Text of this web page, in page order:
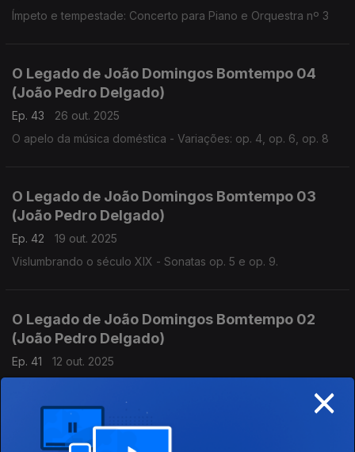
Ímpeto e tempestade: Concerto para Piano e Orquestra nº 3
O Legado de João Domingos Bomtempo 04
(João Pedro Delgado)
Ep. 43
26 out. 2025
O apelo da música doméstica - Variações: op. 4, op. 6, op. 8
O Legado de João Domingos Bomtempo 03
(João Pedro Delgado)
Ep. 42
19 out. 2025
Vislumbrando o século XIX - Sonatas op. 5 e op. 9.
O Legado de João Domingos Bomtempo 02
(João Pedro Delgado)
Ep. 41
12 out. 2025
O Legado de João Domingos Bomtempo 01
×